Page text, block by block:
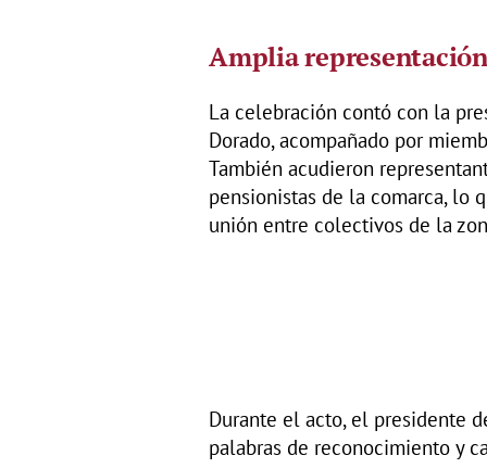
Amplia
La celebración contó con la
Dorado, acompañado por
También acudieron
pensionistas de la comarca, lo
unión entre colectivos de la
Durante el acto, el presidente
palabras de reconocimiento y